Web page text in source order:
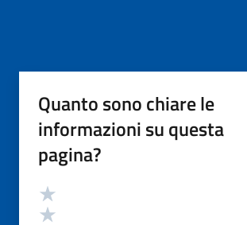
Quanto sono chiare le
informazioni su questa
pagina?
Valutazione